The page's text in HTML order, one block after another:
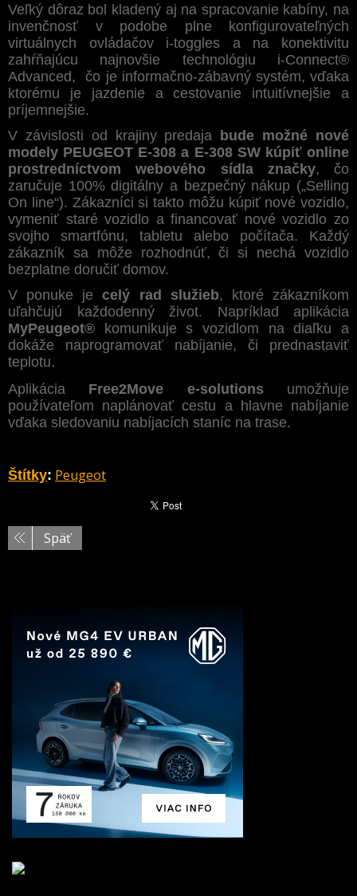
Veľký dôraz bol kladený aj na spracovanie kabíny, na
invenčnosť v podobe plne konfigurovateľných
virtuálnych ovládačov i-toggles a na konektivitu
zahŕňajúcu najnovšie technológiu i-Connect®
Advanced, čo je informačno-zábavný systém, vďaka
ktorému je jazdenie a cestovanie intuitívnejšie a
príjemnejšie.
V závislosti od krajiny predaja bude možné nové
modely PEUGEOT E-308 a E-308 SW kúpiť online
prostredníctvom webového sídla značky, čo
zaručuje 100% digitálny a bezpečný nákup („Selling
On line“). Zákazníci si takto môžu kúpiť nové vozidlo,
vymeniť staré vozidlo a financovať nové vozidlo zo
svojho smartfónu, tabletu alebo počítača. Každý
zákazník sa môže rozhodnúť, či si nechá vozidlo
bezplatne doručiť domov.
V ponuke jecelý rad služieb, ktoré zákazníkom
uľahčujú každodenný život. Napríklad aplikácia
MyPeugeot® komunikuje s vozidlom na diaľku a
dokáže naprogramovať nabíjanie, či prednastaviť
teplotu.
Aplikácia Free2Move e-solutions umožňuje
používateľom naplánovať cestu a hlavne nabíjanie
vďaka sledovaniu nabíjacích staníc na trase.
Štítky: Peugeot
Späť